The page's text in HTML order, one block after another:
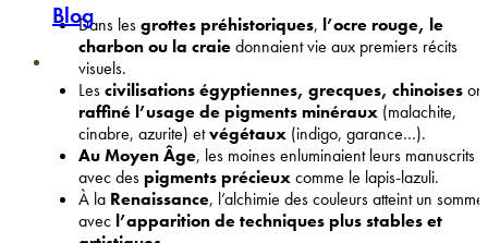
BlogDans lesgrottes préhistoriques, l’ocre rouge, le
charbon ou la craiedonnaient vie aux premiers récits
visuels.
Lescivilisations égyptiennes, grecques, chinoisesont
raffiné l’usage de pigments minéraux (malachite,
cinabre, azurite) etvégétaux (indigo, garance…).
Au Moyen Âge, les moines enluminaient leurs manuscrits
avec despigments précieuxcomme le lapis-lazuli.
À la Renaissance, l’alchimie des couleurs atteint un sommet
avec l’apparition de techniques plus stables et